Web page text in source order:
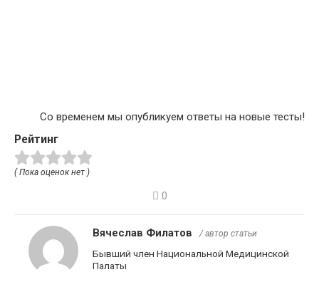
Со временем мы опубликуем ответы на новые тесты!
Рейтинг
( Пока оценок нет )
0
Вячеслав Филатов / автор статьи
Бывший член Национальной Медицинской
Палаты